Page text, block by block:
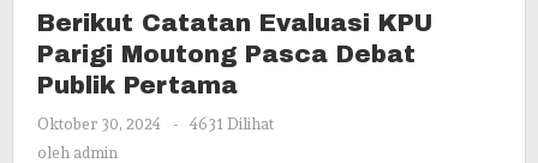
KPU
Parigi
Moutong
Debat
Berikut Catatan Evaluasi KPU
Parigi Moutong Pasca Debat
Publik Pertama
Oktober 30, 2024
oleh
-
4631 Dilihat
oleh admin